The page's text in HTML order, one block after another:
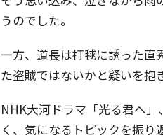
うのでした。
一方、道長は打毬に誘った直
た盗賊ではないかと疑いを抱
NHK大河ドラマ「光る君へ
く、気になるトピックを振り